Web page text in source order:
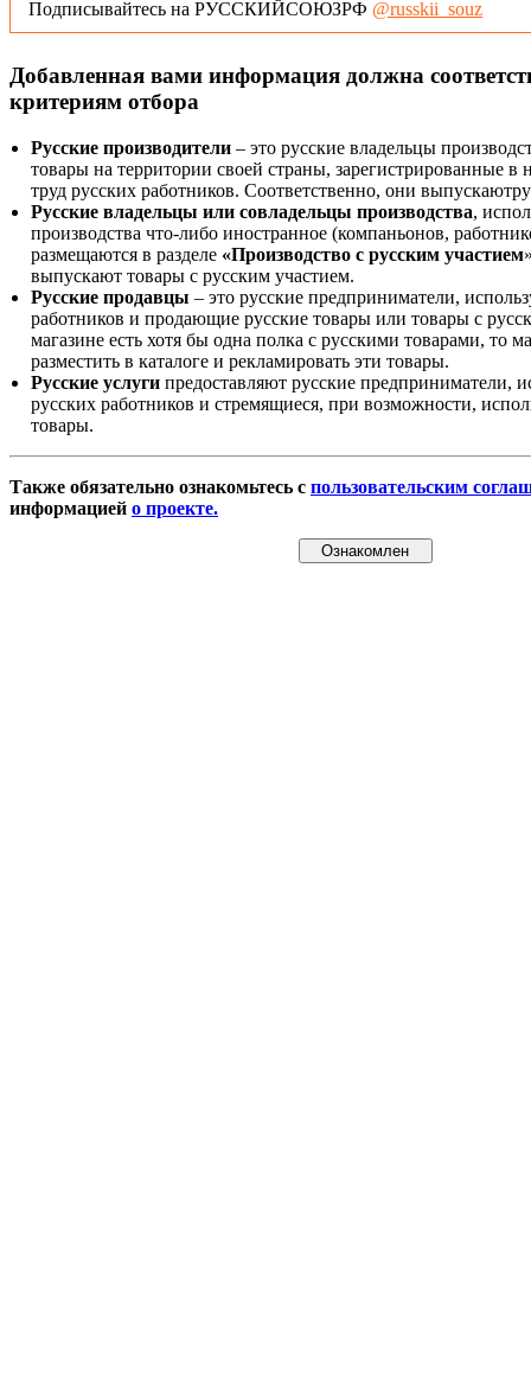
Подписывайтесь на РУССКИЙСОЮЗРФ @russkii_souz
Добавленная вами информация должна
критериям отбора
Русские производители – это русские владельцы
товары на территории своей страны, зарегистрированные
труд русских работников. Соответственно, они
Русские владельцы или совладельцы производства,
производства что-либо иностранное (компаньонов,
размещаются в разделе «Производство с русским участием
выпускают товары с русским участием.
Русские продавцы – это русские предприниматели,
работников и продающие русские товары или товары с
магазине есть хотя бы одна полка с русскими товарами, то
разместить в каталоге и рекламировать эти товары.
Русские услуги предоставляют русские предприниматели,
русских работников и стремящиеся, при возможности,
товары.
Также обязательно ознакомьтесь с пользовательским
информацией о проекте.
Ознакомлен